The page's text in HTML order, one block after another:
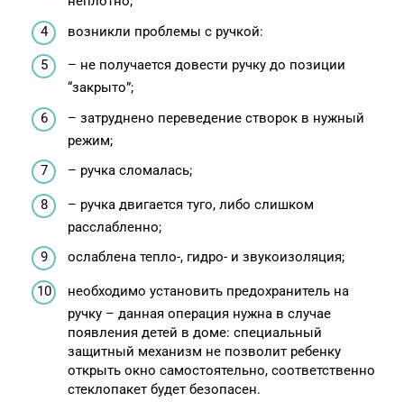
возникли проблемы с ручкой:
– не получается довести ручку до позиции
“закрыто”;
– затруднено переведение створок в нужный
режим;
– ручка сломалась;
– ручка двигается туго, либо слишком
расслабленно;
ослаблена тепло-, гидро- и звукоизоляция;
необходимо установить предохранитель на
ручку – данная операция нужна в случае
появления детей в доме: специальный
защитный механизм не позволит ребенку
открыть окно самостоятельно, соответственно
стеклопакет будет безопасен.